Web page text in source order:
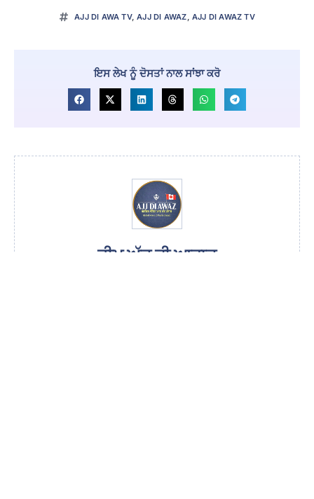
AJJ DI AWA TV,AJJ DI AWAZ, AJJ DI AWAZ TV
ਇਸ ਲੇਖ ਨੂੰ ਦੋਸਤਾਂ ਨਾਲ ਸਾਂਝਾ ਕਰੋ
ਟੀਮ ਅੱਜ ਦੀ ਆਵਾਜ਼